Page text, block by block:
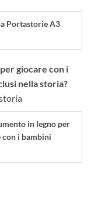
Portastorie A3
giocare con i
nella storia?
in legno per
i bambini